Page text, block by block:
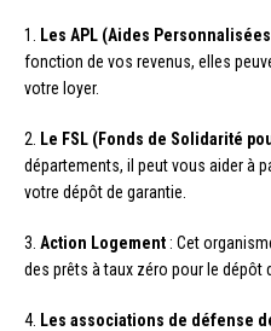
1. Les APL (Aides
fonction de vos revenus, elles
votre loyer.
2. Le FSL (Fonds de Solidarité
départements, il peut vous aider à
votre dépôt de garantie.
3. Action Logement : Cet
des prêts à taux zéro pour le dépôt
4. Les associations de défense